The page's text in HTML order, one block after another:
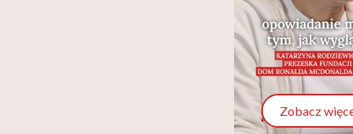
Zobacz